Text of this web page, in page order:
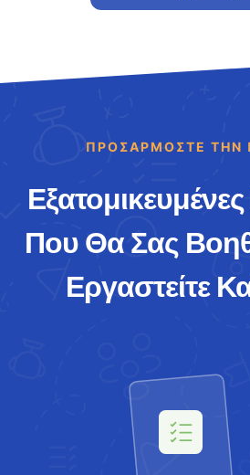
ΠΡΟΣΑΡΜΌΣΤΕ ΤΗΝ
Που Θα Σας
Εργαστείτε